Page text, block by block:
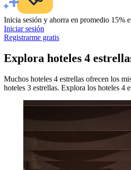
Inicia sesión y ahorra en promedio 15%
Iniciar sesión
Registrarme gratis
Explora hoteles 4
Muchos hoteles 4 estrellas ofrecen los
hoteles 3 estrellas. Explora los hoteles 4